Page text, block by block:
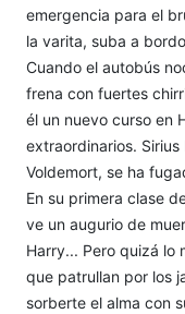
emergencia para el
la varita, suba a
Cuando el autobús
frena con fuertes
él un nuevo curso en
extraordinarios.
Voldemort, se ha
En su primera clase
ve un augurio de
Harry... Pero quizá lo
que patrullan por los
sorberte el alma con